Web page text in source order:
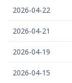
2026-04-22
2026-04-21
2026-04-19
2026-04-15